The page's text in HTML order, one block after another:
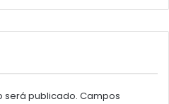
será publicado. Campos